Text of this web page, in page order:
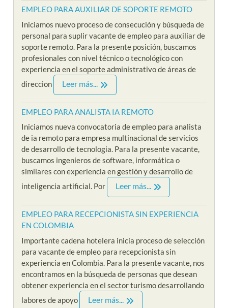
EMPLEO PARA AUXILIAR DE SOPORTE REMOTO
Iniciamos nuevo proceso de consecución y búsqueda de
personal para suplir vacante de empleo para auxiliar de
soporte remoto. Para la presente posición, buscamos
profesionales con nivel técnico o tecnológico con
experiencia en el soporte administrativo de áreas de
direccion
Leer más...
EMPLEO PARA ANALISTA IA REMOTO
Iniciamos nueva convocatoria de empleo para analista
de ia remoto para empresa multinacional de servicios
de desarrollo de tecnologia. Para la presente vacante,
buscamos ingenieros de software, informática o
similares con experiencia en gestión y desarrollo de
inteligencia artificial. Por
Leer más...
EMPLEO PARA RECEPCIONISTA SIN EXPERIENCIA
EN COLOMBIA
Importante cadena hotelera inicia proceso de selección
para vacante de empleo para recepcionista sin
experiencia en Colombia. Para la presente vacante, nos
encontramos en la búsqueda de personas que desean
obtener experiencia en el sector turismo desarrollando
labores de apoyo
Leer más...